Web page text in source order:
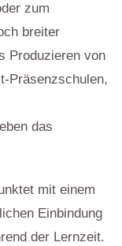
zum
breiter
Produzieren von
Präsenzschulen,
das
mit einem
Einbindung
der Lernzeit.